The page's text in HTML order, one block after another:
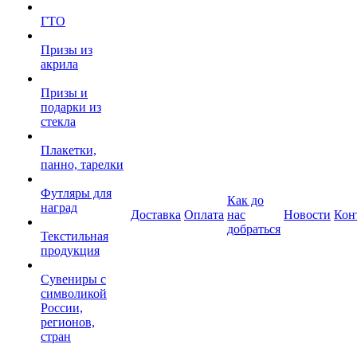
ГТО
Призы из
акрила
Призы и
подарки из
стекла
Плакетки,
панно, тарелки
Футляры для
наград
Текстильная
продукция
Сувениры с
символикой
России,
регионов,
стран
Доставка Оплата
Как до
нас
добраться
Новости